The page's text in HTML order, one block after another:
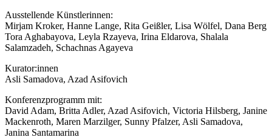
Ausstellende Künstlerinnen:
Mirjam Kroker, Hanne Lange, Rita Geißler, Lisa Wölfel, Dana Berg
Tora Aghabayova, Leyla Rzayeva, Irina Eldarova, Shalala
Salamzadeh, Schachnas Agayeva
Kurator:innen
Asli Samadova, Azad Asifovich
Konferenzprogramm mit:
David Adam, Britta Adler, Azad Asifovich, Victoria Hilsberg, Janine
Mackenroth, Maren Marzilger, Sunny Pfalzer, Asli Samadova,
Janina Santamarina